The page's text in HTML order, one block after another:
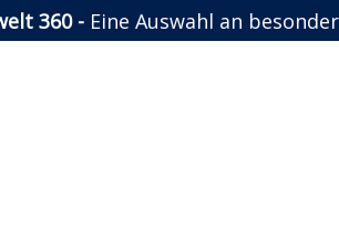
360 - Eine Auswahl an